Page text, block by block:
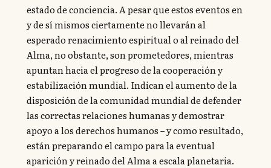
estado de conciencia. A pesar que estos eventos en
y de sí mismos ciertamente no llevarán al
esperado renacimiento espiritual o al reinado del
Alma, no obstante, son prometedores, mientras
apuntan hacia el progreso de la cooperación y
estabilización mundial. Indican el aumento de la
disposición de la comunidad mundial de defender
las correctas relaciones humanas y demostrar
apoyo a los derechos humanos – y como resultado,
están preparando el campo para la eventual
aparición y reinado del Alma a escala planetaria.